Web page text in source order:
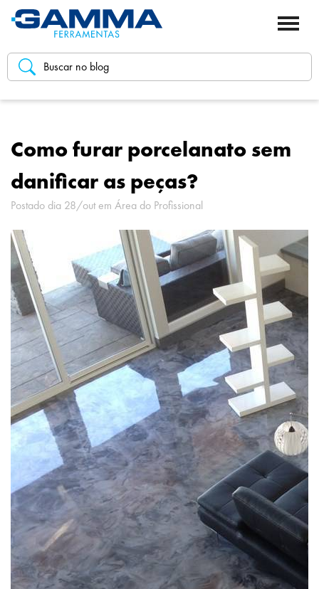
Como furar porcelanato sem
danificar as peças?
Postado dia 28/out em Área do Profissional